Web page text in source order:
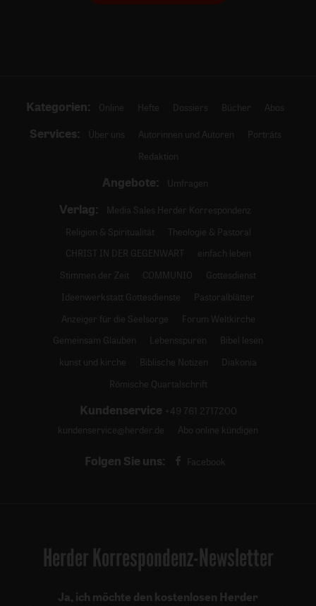
Kategorien: Online Hefte Dossiers Bücher Abos
Services: Über uns Autorinnen und Autoren
Porträts
Redaktion
Angebote: Umfragen
Verlag:
Media Sales Herder Korrespondenz
Religion & Spiritualität
Theologie & Pastoral
CHRIST IN DER GEGENWART
einfach leben
Stimmen der Zeit
COMMUNIO
Gottesdienst
Ideenwerkstatt Gottesdienste
Pastoralblätter
Anzeiger für die Seelsorge
Forum Weltkirche
Gemeinsam Glauben
Lebensspuren
Bibel lesen
kunst und kirche
Biblische Notizen
Diakonia
Römische Quartalschrift
Kundenservice +49 761 2717200
kundenservice@herder.de
Abo online kündigen
Folgen Sie uns: Facebook
Herder Korrespondenz-Newsletter
Ja, ich möchte den kostenlosen Herder